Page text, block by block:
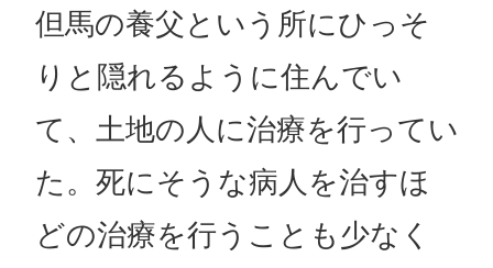
但馬の養父という所にひっそ
りと隠れるように住んでい
て、土地の人に治療を行ってい
た。死にそうな病人を治すほ
どの治療を行うことも少なく